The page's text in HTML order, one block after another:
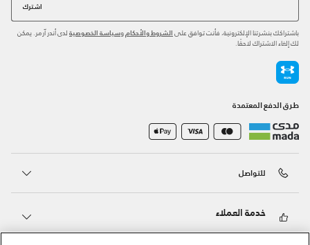
اشترك
باشتراكك بنشرتنا الإلكترونية، فأنت توافق على الشروط والأحكام وسياسة الخصوصية لدى أندر آرمر. يمكن
لك إلغاء الاشتراك لاحقًا.
طرق الدفع المعتمدة
للتواصل
خدمة العملاء